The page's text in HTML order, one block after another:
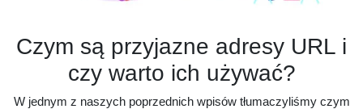
Czym są przyjazne adresy URL i
czy warto ich używać?
W jednym z naszych poprzednich wpisów tłumaczyliśmy czym